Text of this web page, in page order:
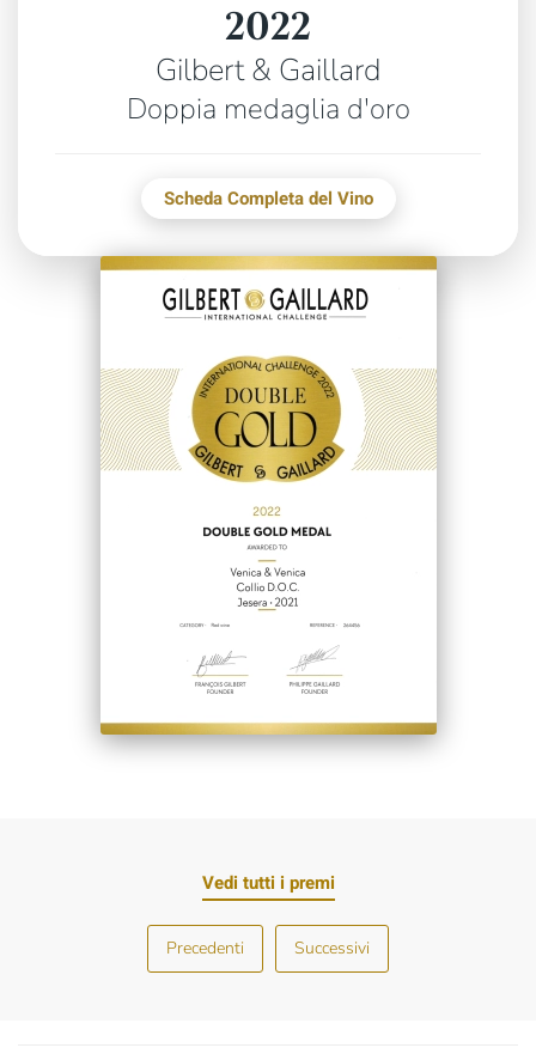
2022
Gilbert & Gaillard
Doppia medaglia d'oro
Scheda Completa del Vino
Vedi tutti i premi
Precedenti Successivi